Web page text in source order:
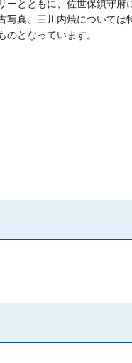
ーとともに、佐世保鎮守府
写真、三川内焼については
のとなっています。